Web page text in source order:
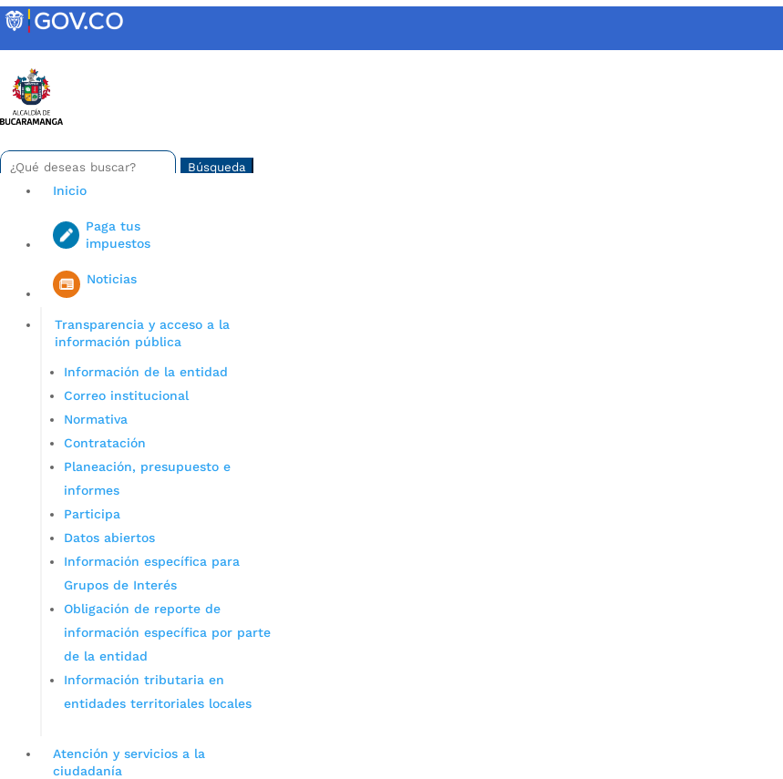
Skip
to
Buscar:
Search
for...
Iniciar sesión en gov co
Inicio
Paga tus
impuestos
Noticias
Transparencia y acceso a la
información pública
Información de la entidad
Correo institucional
Normativa
Contratación
Planeación, presupuesto e
informes
Participa
Datos abiertos
Información específica para
Grupos de Interés
Obligación de reporte de
información específica por parte
de la entidad
Información tributaria en
entidades territoriales locales
Atención y servicios a la
ciudadanía